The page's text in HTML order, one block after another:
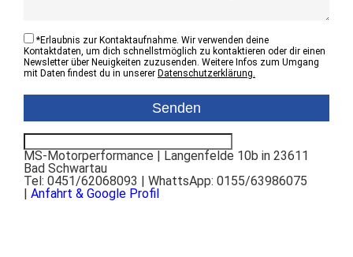
*Erlaubnis zur Kontaktaufnahme. Wir verwenden deine
Kontaktdaten, um dich schnellstmöglich zu kontaktieren oder dir einen
Newsletter über Neuigkeiten zuzusenden. Weitere Infos zum Umgang
mit Daten findest du in unserer Datenschutzerklärung.
MS-Motorperformance | Langenfelde 10b in 23611
Bad Schwartau
Tel: 0451/62068093 | WhattsApp: 0155/63986075
| Anfahrt & Google Profil